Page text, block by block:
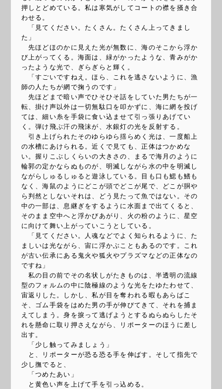
押しとどめている。私は寒気がしてコートの襟を掻き合
わせる。
「見てください。たくさん。たくさん上ってきまし
た」
先ほどほのかに見えた光が無数に、海のそこから浮か
び上がってくる。海面は、緑がかったような、青みがか
ったような光で、ぎらぎらと輝く。
「すごいですねえ。ほら、これを逃さないように、漁
師の人たちが網で掬うのです」
先ほどまで暗い声でひそひそ話をしていた男たちが一
転、掛け声以外は一切無駄口を叩かずに、海に網を投げ
ては、細い糸を手袋に食い込ませて引っ張りあげてい
く。弾け飛ぶ汗の飛沫が、水銀灯の光を反射する。
引き上げられたそのゆらゆら揺らめく光は、一度船上
の水槽にあけられる。近くで見ても、正体はつかめな
い。握りこぶしくらいの大きさの、まるで海月のように
輪郭の定かならぬものが、明滅しながら水の中を明滅し
ながらしゅるしゅると遊泳している。目も口も鰓も鰭も
なく、海鼠のようにどこが頭でどこが尾で、どこが胴や
ら判然としないそれは、どう見たって魚ではない。その
中の一部は、息継ぎをするように水面まで出てくると、
そのまま空中へと浮かびあがり、火の粉のように、星空
に向けて舞い上がっていこうとしている。
「見てください。人魂などでよく知られるように、た
ましいは光ながら、宙に浮かぶこともあるのです。これ
が古い伝承にある鬼火や狐火やプラズマなどの正体なの
ですね」
私の目の前でその名状しがたきものは、半透明の流線
型のフォルムの中に陰極線のような光をたゆたわせて、
宙返りした。しかし、私が目を奪われる暇もあらばこ
そ、ゴム手袋をはめた男の手が伸びてきて、それを捕ま
えてしまう。身を捩って逃げようとするぬらぬらしたそ
れを懸命に取り押さえながら、リポーターのほうに差し
出す。
「少し触ってみましょう」
と、リポーターが恐る恐る手を伸ばす。そして指先で
少し撫でると、
「つめたあい」
と黄色い声を上げて手を引っ込める。